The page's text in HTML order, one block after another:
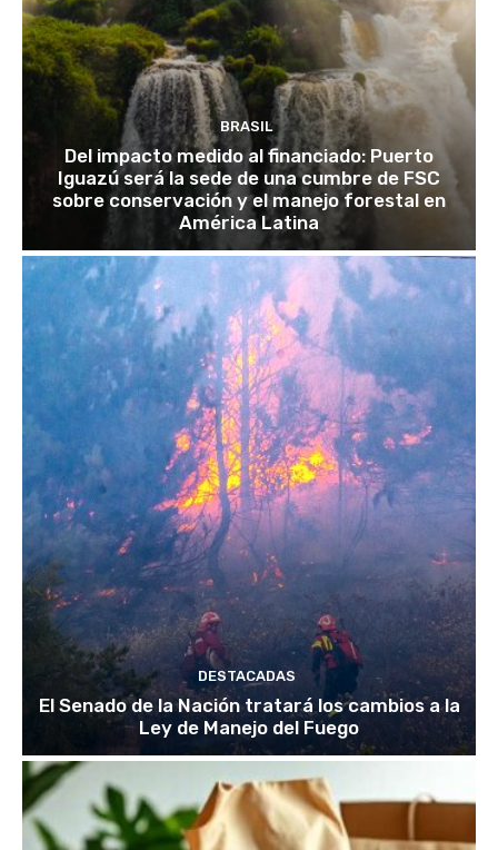
BRASIL
Del impacto medido al financiado: Puerto
Iguazú será la sede de una cumbre de FSC
sobre conservación y el manejo forestal en
América Latina
DESTACADAS
El Senado de la Nación tratará los cambios a la
Ley de Manejo del Fuego